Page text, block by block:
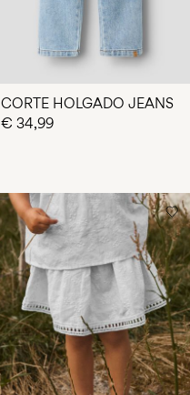
CORTE HOLGADO JEANS
€ 34,99